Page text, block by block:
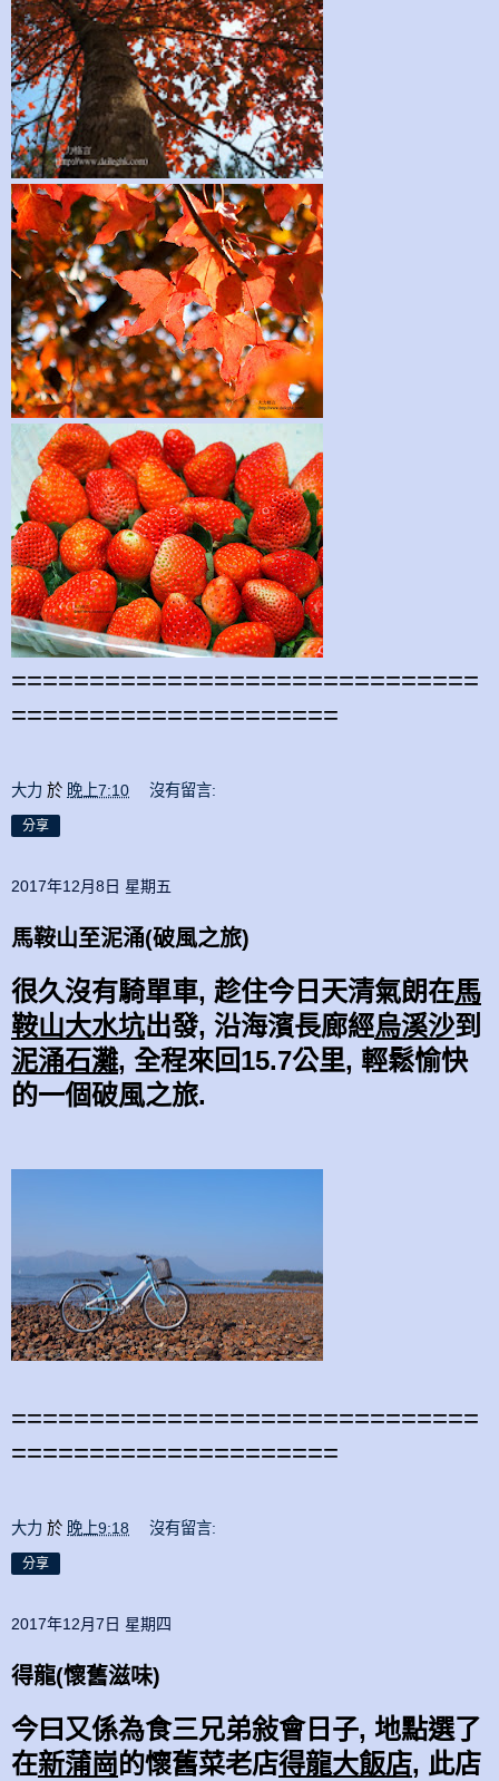
==============================
=====================
大力 於 晚上7:10 沒有留言:
分享
2017年12月8日 星期五
馬鞍山至泥涌(破風之旅)
很久沒有騎單車, 趁住今日天清氣朗在馬
鞍山大水坑出發, 沿海濱長廊經烏溪沙到
泥涌石灘, 全程來回15.7公里, 輕鬆愉快
的一個破風之旅.
==============================
=====================
大力 於 晚上9:18 沒有留言:
分享
2017年12月7日 星期四
得龍(懷舊滋味)
今曰又係為食三兄弟敍會日子, 地點選了
在新蒲崗的懷舊菜老店得龍大飯店, 此店